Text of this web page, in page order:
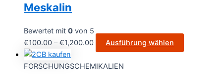
Meskalin
Bewertet mit 0 von 5
€100.00 –€1,200.00 Ausführung wählen
FORSCHUNGSCHEMIKALIEN